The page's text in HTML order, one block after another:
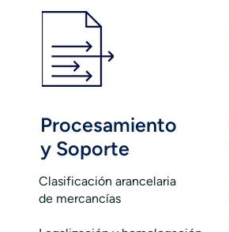
Procesamiento
y Soporte
Clasificación arancelaria
de mercancías